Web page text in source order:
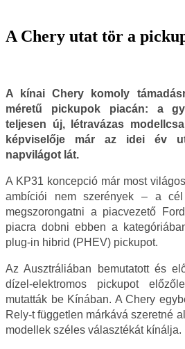
A Chery utat tör a
A kínai Chery komoly
méretű pickupok piacán: a
teljesen új, létravázas
képviselője már az idei év
napvilágot lát.
A KP31 koncepció már most
ambíciói nem szerények – a
megszorongatni a piacvezető
piacra dobni ebben a
plug‑in hibrid (PHEV) pickupot.
Az Ausztráliában bemutatott és
dízel‑elektromos pickupot
mutatták be Kínában. A Chery
Rely-t független márkává szeretné
modellek széles választékát kínálja.